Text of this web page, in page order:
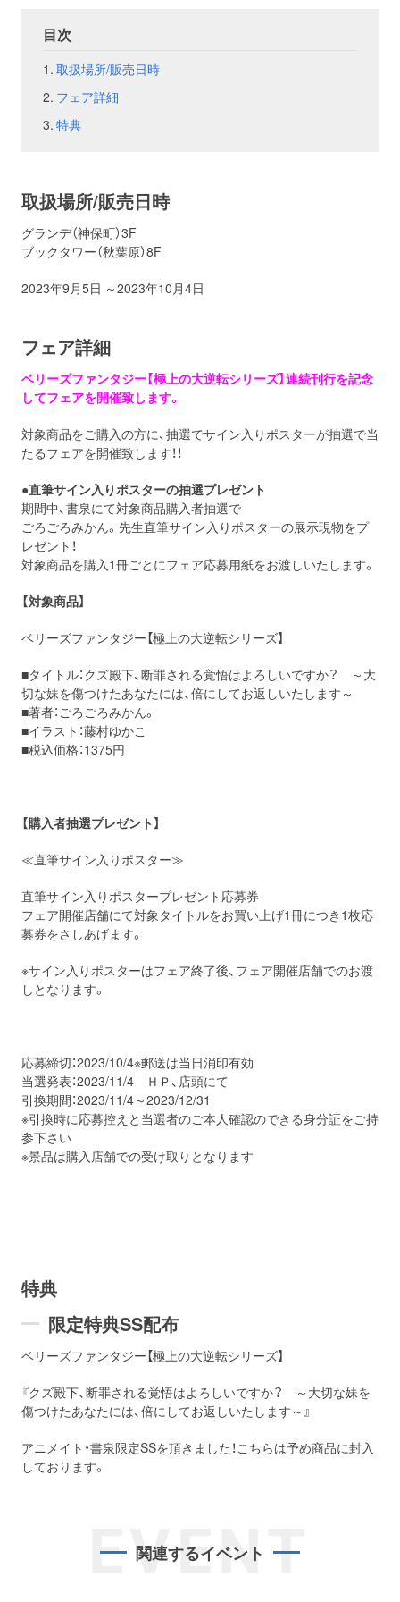
目次
取扱場所/販売日時
フェア詳細
特典
取扱場所/販売日時
グランデ（神保町）3F
ブックタワー（秋葉原）8F
2023年9月5日 ～2023年10月4日
フェア詳細
ベリーズファンタジー【極上の大逆転シリーズ】連続刊行を記念
してフェアを開催致します。
対象商品をご購入の方に、抽選でサイン入りポスターが抽選で当
たるフェアを開催致します！！
●直筆サイン入りポスターの抽選プレゼント
期間中、書泉にて対象商品購入者抽選で
ごろごろみかん。先生直筆サイン入りポスターの展示現物をプ
レゼント！
対象商品を購入1冊ごとにフェア応募用紙をお渡しいたします。
【対象商品】
ベリーズファンタジー【極上の大逆転シリーズ】
■タイトル：クズ殿下、断罪される覚悟はよろしいですか？ ～大
切な妹を傷つけたあなたには、倍にしてお返しいたします～
■著者：ごろごろみかん。
■イラスト：藤村ゆかこ
■税込価格：1375円
【購入者抽選プレゼント】
≪直筆サイン入りポスター≫
直筆サイン入りポスタープレゼント応募券
フェア開催店舗にて対象タイトルをお買い上げ1冊につき1枚応
募券をさしあげます。
※サイン入りポスターはフェア終了後、フェア開催店舗でのお渡
しとなります。
応募締切：2023/10/4※郵送は当日消印有効
当選発表：2023/11/4 ＨＰ、店頭にて
引換期間：2023/11/4～2023/12/31
※引換時に応募控えと当選者のご本人確認のできる身分証をご持
参下さい
※景品は購入店舗での受け取りとなります
特典
限定特典SS配布
ベリーズファンタジー【極上の大逆転シリーズ】
『クズ殿下、断罪される覚悟はよろしいですか？ ～大切な妹を
傷つけたあなたには、倍にしてお返しいたします～』
アニメイト・書泉限定SSを頂きました！こちらは予め商品に封入
しております。
EVENT
関連するイベント
お問い合わせ